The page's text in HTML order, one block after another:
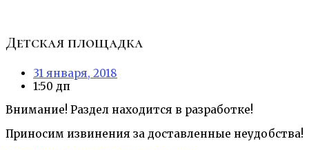
Детская площадка
31 января, 2018
1:50 дп
Внимание! Раздел находится в разработке!
Приносим извинения за доставленные неудобства!